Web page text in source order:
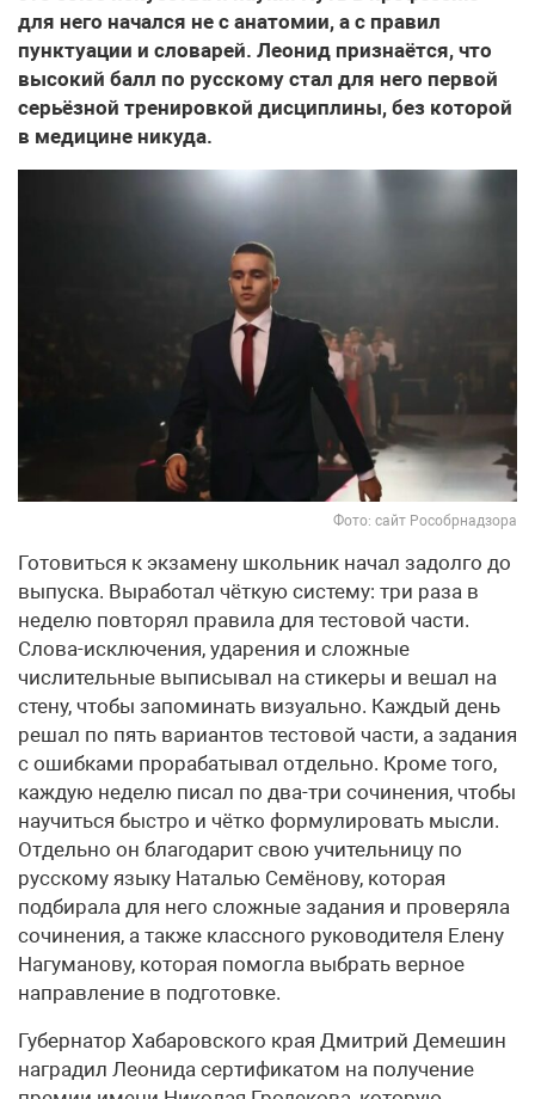
для него начался не с анатомии, а с правил
пунктуации и словарей. Леонид признаётся, что
высокий балл по русскому стал для него первой
серьёзной тренировкой дисциплины, без которой
в медицине никуда.
Фото: сайт Рособрнадзора
Готовиться к экзамену школьник начал задолго до
выпуска. Выработал чёткую систему: три раза в
неделю повторял правила для тестовой части.
Слова-исключения, ударения и сложные
числительные выписывал на стикеры и вешал на
стену, чтобы запоминать визуально. Каждый день
решал по пять вариантов тестовой части, а задания
с ошибками прорабатывал отдельно. Кроме того,
каждую неделю писал по два-три сочинения, чтобы
научиться быстро и чётко формулировать мысли.
Отдельно он благодарит свою учительницу по
русскому языку Наталью Семёнову, которая
подбирала для него сложные задания и проверяла
сочинения, а также классного руководителя Елену
Нагуманову, которая помогла выбрать верное
направление в подготовке.
Губернатор Хабаровского края Дмитрий Демешин
наградил Леонида сертификатом на получение